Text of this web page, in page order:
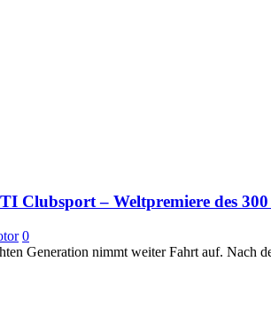
Clubsport – Weltpremiere des
0
Generation nimmt weiter Fahrt auf.